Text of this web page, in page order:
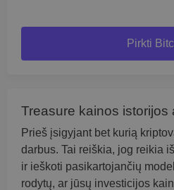
Pirkti
Treasure kainos istorijos
Prieš įsigyjant bet kurią
darbus. Tai reiškia, jog reikia
ir ieškoti pasikartojančių
rodytų, ar jūsų investicijos